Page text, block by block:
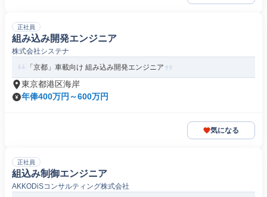
正社員
組み込み開発エンジニア
株式会社システナ
「京都」車載向け 組み込み開発エンジニア
東京都港区海岸
年俸400万円～600万円
気になる
正社員
組込み制御エンジニア
AKKODiSコンサルティング株式会社